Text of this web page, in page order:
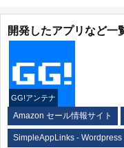
開発したアプリなど一
GG!アンテナ
Amazon セール情報サイト
SimpleAppLinks - Wordpress